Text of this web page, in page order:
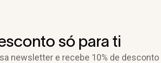
só para ti
newsletter e recebe 10% de desconto